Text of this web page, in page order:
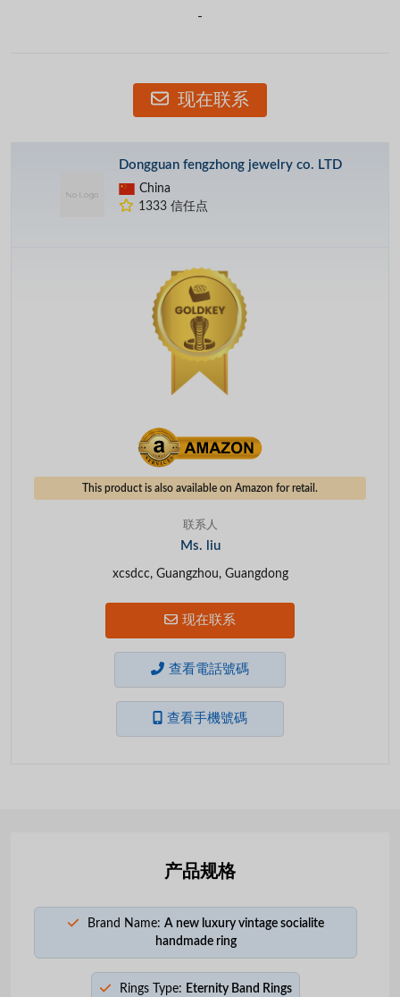
-
现在联系
Dongguan fengzhong jewelry co. LTD
China
1333 信任点
This product is also available on Amazon for retail.
联系人
Ms. liu
xcsdcc, Guangzhou, Guangdong
现在联系
查看電話號碼
查看手機號碼
产品规格
Brand Name: A new luxury vintage socialite
handmade ring
Rings Type: Eternity Band Rings